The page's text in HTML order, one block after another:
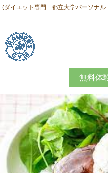
(ダイエット専門 都立大学パーソナ
無料体